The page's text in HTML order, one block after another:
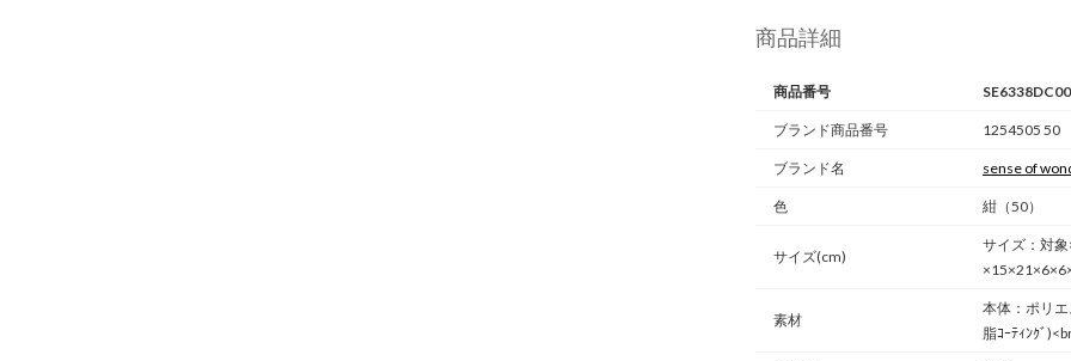
商品詳細
商品番号
ブランド商品番号 1254505 50
ブランド名 sense of
色 紺（50）
サイズ(cm)
サイズ：対
素材
本体：ポリ
脂ｺｰﾃｨﾝｸﾞ